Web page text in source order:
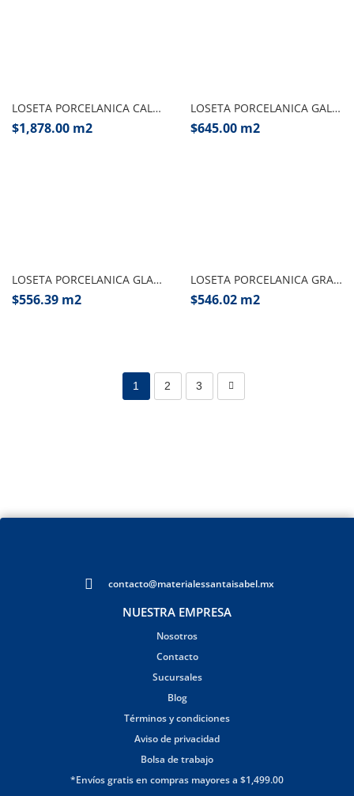
LOSETA PORCELANICA CALACATTA SMOOTH 80X180 CJ. 2.88 M2 INTERCASA
$1,878.00 m2
LOSETA PORCELANICA GALES DARK 60X120 CJ. 1.44 M2 INTERCASA
$645.00 m2
LOSETA PORCELANICA GLAMOUR GLOSSY 60X120 CJ. 2.16 M2 INTERCASA
$556.39 m2
LOSETA PORCELANICA GRAFITO GRIS 60X120 CJ. 2.16 M2 INTERCASA
$546.02 m2
1 2 3
contacto@materialessantaisabel.mx
NUESTRA EMPRESA
Nosotros
Contacto
Sucursales
Blog
Términos y condiciones
Aviso de privacidad
Bolsa de trabajo
*Envíos gratis en compras mayores a $1,499.00